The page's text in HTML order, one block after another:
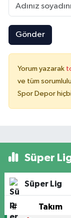
Gönder
Yorum yazarak
ve tüm
Spor Depor
Süper
Süper Lig
# Takım